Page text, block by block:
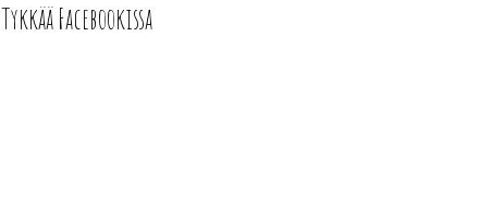
Tykkää Facebookissa